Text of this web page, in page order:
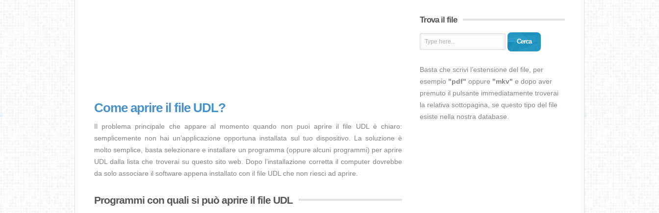
Come aprire il file UDL?
Il problema principale che appare al momento quando non puoi aprire il file UDL è chiaro:
semplicemente non hai un’applicazione opportuna installata sul tuo dispositivo. La soluzione è
molto semplice, basta selezionare e installare un programma (oppure alcuni programmi) per aprire
UDL dalla lista che troverai su questo sito web. Dopo l’installazione corretta il computer dovrebbe
da solo associare il software appena installato con il file UDL che non riesci ad aprire.
Programmi con quali si può aprire il file UDL
Trova il file
Cerca
Basta che scrivi l’estensione del file, per
esempio "pdf" oppure "mkv" e dopo aver
premuto il pulsante immediatamente troverai
la relativa sottopagina, se questo tipo del file
esiste nella nostra database.